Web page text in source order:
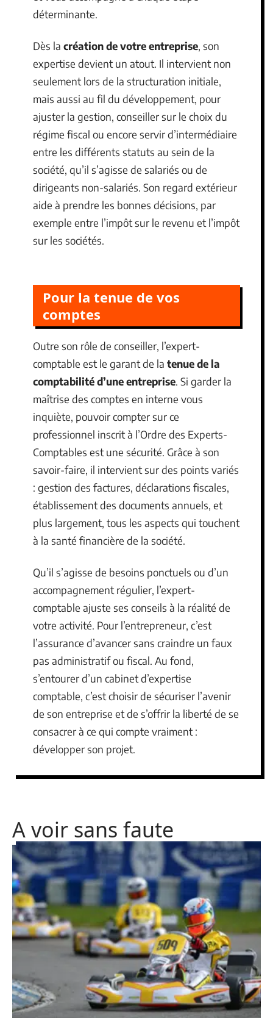
déterminante.
Dès la création de votre entreprise, son
expertise devient un atout. Il intervient non
seulement lors de la structuration initiale,
mais aussi au fil du développement, pour
ajuster la gestion, conseiller sur le choix du
régime fiscal ou encore servir d’intermédiaire
entre les différents statuts au sein de la
société, qu’il s’agisse de salariés ou de
dirigeants non-salariés. Son regard extérieur
aide à prendre les bonnes décisions, par
exemple entre l’impôt sur le revenu et l’impôt
sur les sociétés.
Pour la tenue de vos
comptes
Outre son rôle de conseiller, l’expert-
comptable est le garant de la tenue de la
comptabilité d’une entreprise. Si garder la
maîtrise des comptes en interne vous
inquiète, pouvoir compter sur ce
professionnel inscrit à l’Ordre des Experts-
Comptables est une sécurité. Grâce à son
savoir-faire, il intervient sur des points variés
: gestion des factures, déclarations fiscales,
établissement des documents annuels, et
plus largement, tous les aspects qui touchent
à la santé financière de la société.
Qu’il s’agisse de besoins ponctuels ou d’un
accompagnement régulier, l’expert-
comptable ajuste ses conseils à la réalité de
votre activité. Pour l’entrepreneur, c’est
l’assurance d’avancer sans craindre un faux
pas administratif ou fiscal. Au fond,
s’entourer d’un cabinet d’expertise
comptable, c’est choisir de sécuriser l’avenir
de son entreprise et de s’offrir la liberté de se
consacrer à ce qui compte vraiment :
développer son projet.
A voir sans faute